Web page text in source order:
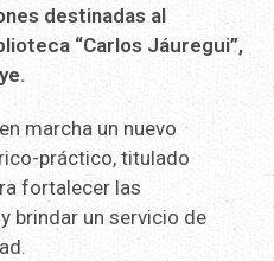
destinadas al
“Carlos Jáuregui”,
marcha un nuevo
práctico, titulado
fortalecer las
brindar un servicio de